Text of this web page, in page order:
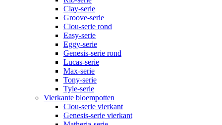
Clay-serie
Groove-serie
Clou-serie rond
Easy-serie
Eggy-serie
Genesis-serie rond
Lucas-serie
Max-serie
Tony-serie
Tyle-serie
Vierkante bloempotten
Clou-serie vierkant
Genesis-serie vierkant